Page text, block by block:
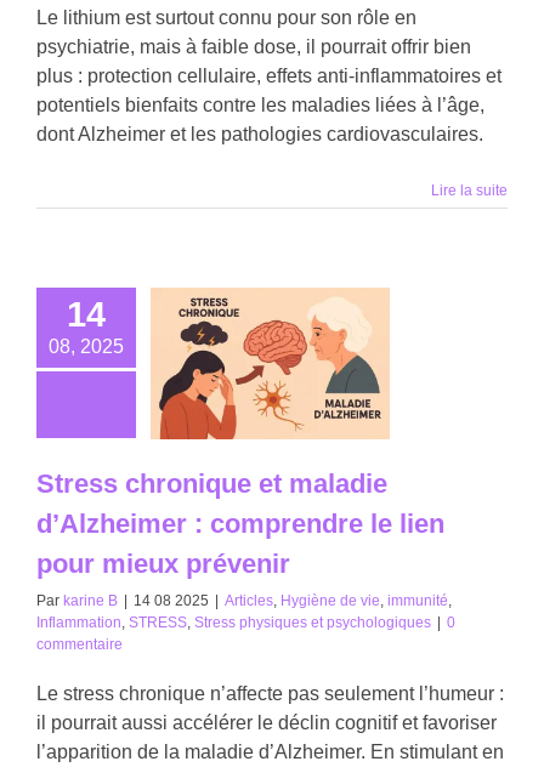
Le lithium est surtout connu pour son rôle en
psychiatrie, mais à faible dose, il pourrait offrir bien
plus : protection cellulaire, effets anti-inflammatoires et
potentiels bienfaits contre les maladies liées à l’âge,
dont Alzheimer et les pathologies cardiovasculaires.
Lire la suite
14
08, 2025
Stress chronique et maladie
d’Alzheimer : comprendre le lien
pour mieux prévenir
Par karine B | 14 08 2025 | Articles Hygiène de vie immunité
Inflammation STRESS Stress physiques et psychologiques | 0
commentaire
Le stress chronique n’affecte pas seulement l’humeur :
il pourrait aussi accélérer le déclin cognitif et favoriser
l’apparition de la maladie d’Alzheimer. En stimulant en